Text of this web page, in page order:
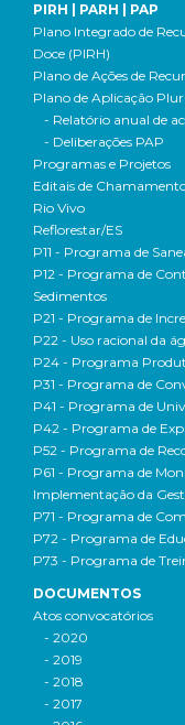
PIRH | PARH | PAP
Plano Integrado de
Doce (PIRH)
Plano de Ações de
Plano de Aplicação
- Relatório anual de
- Deliberações PAP
Programas e Projetos
Editais de
Rio Vivo
Reflorestar/ES
P11 - Programa de
P12 - Programa de
Sedimentos
P21 - Programa de
P22 - Uso racional da
P24 - Programa
P31 - Programa de
P41 - Programa de
P42 - Programa de
P52 - Programa de
P61 - Programa de
Implementação da
P71 - Programa de
P72 - Programa de
P73 - Programa de
DOCUMENTOS
Atos convocatórios
- 2020
- 2019
- 2018
- 2017